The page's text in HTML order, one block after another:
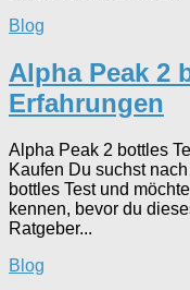
Blog
Alpha Peak 2
Erfahrungen
Alpha Peak 2 bottles
Kaufen Du suchst
bottles Test und
kennen, bevor du
Ratgeber...
Blog